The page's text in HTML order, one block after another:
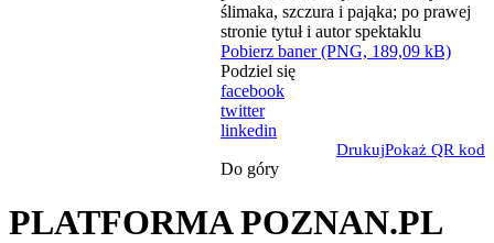
Pobierz baner (PNG, 189,09 kB)
Podziel się
facebook
twitter
linkedin
DrukujPokaż QR kod
Do góry
PLATFORMA POZNAN.PL